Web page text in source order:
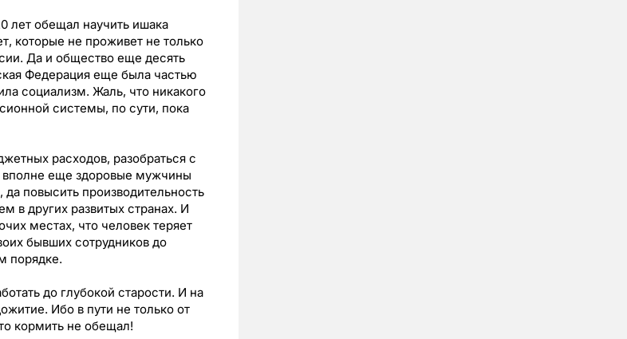
лет обещал научить ишака
которые не проживет не только
Да и общество еще десять
Федерация еще была частью
социализм. Жаль, что никакого
системы, по сути, пока
расходов, разобраться с
еще здоровые мужчины
повысить производительность
в других развитых странах. И
местах, что человек теряет
бывших сотрудников до
порядке.
до глубокой старости. И на
Ибо в пути не только от
кормить не обещал!